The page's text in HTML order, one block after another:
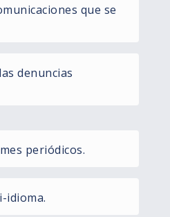
que se
denuncias
periódicos.
idioma.